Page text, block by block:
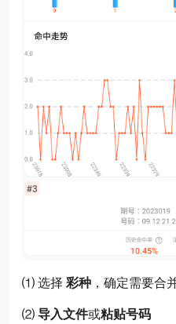
⑴ 选择 彩种 ，确定需要合
⑵导入文件或粘贴号码